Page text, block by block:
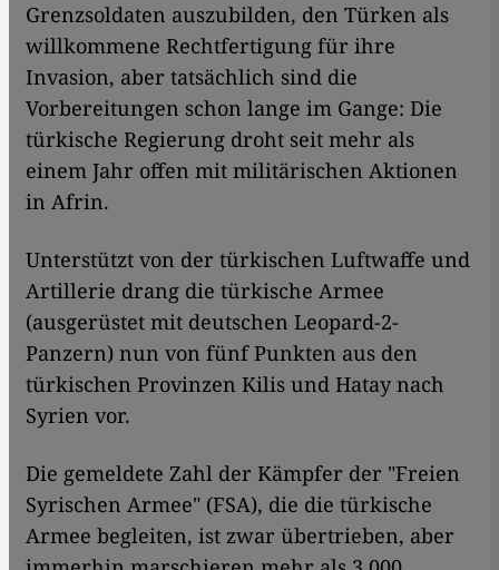
Grenzsoldaten auszubilden, den Türken als
willkommene Rechtfertigung für ihre
Invasion, aber tatsächlich sind die
Vorbereitungen schon lange im Gange: Die
türkische Regierung droht seit mehr als
einem Jahr offen mit militärischen Aktionen
in Afrin.
Unterstützt von der türkischen Luftwaffe und
Artillerie drang die türkische Armee
(ausgerüstet mit deutschen Leopard-2-
Panzern) nun von fünf Punkten aus den
türkischen Provinzen Kilis und Hatay nach
Syrien vor.
Die gemeldete Zahl der Kämpfer der "Freien
Syrischen Armee" (FSA), die die türkische
Armee begleiten, ist zwar übertrieben, aber